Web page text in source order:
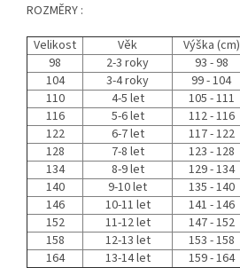
ROZMĚRY :
Velikost
Věk
Výška (cm)
98
2-3 roky
93 - 98
104
3-4 roky
99 - 104
110
4-5 let
105 - 111
116
5-6 let
112 - 116
122
6-7 let
117 - 122
128
7-8 let
123 - 128
134
8-9 let
129 - 134
140
9-10 let
135 - 140
146
10-11 let
141 - 146
152
11-12 let
147 - 152
158
12-13 let
153 - 158
164
13-14 let 159 - 164